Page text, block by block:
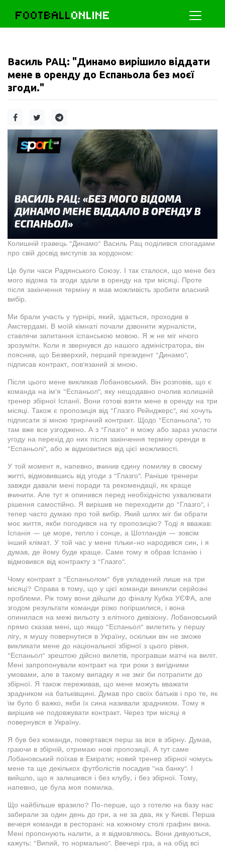
FOOTBALLONLINE
Василь РАЦ: "Динамо вирішило віддати
мене в оренду до Еспаньола без моєї
згоди."
Колишній гравець "Динамо" Василь Рац поділився спогадами
про свій досвід виступів за кордоном:
Це були часи Радянського Союзу. І так сталося, що мене без
мого відома та згоди здали в оренду на три місяці. Проте
після закінчення терміну я мав можливість зробити власний
вибір.
Ми брали участь у турнірі, який, здається, проходив в
Амстердамі. В моїй кімнаті почали дзвонити журналісти,
ставлячи запитання іспанською мовою. Я ж не міг нічого
зрозуміти. Коли я звернувся до нашого адміністратора, він
пояснив, що Безверхий, перший президент "Динамо",
підписав контракт, пов'язаний зі мною.
Після цього мене викликав Лобановський. Він розповів, що є
команда на ім'я "Еспаньол", яку нещодавно очолив колишній
тренер збірної Іспанії. Вони готові взяти мене в оренду на три
місяці. Також є пропозиція від "Глазго Рейнджерс", які хочуть
підписати зі мною трирічний контракт. Щодо "Еспаньола", то
там вже все узгоджено. А з "Глазго" я можу або зараз укласти
угоду на перехід до них після закінчення терміну оренди в
"Еспаньолі", або ж відмовитися від цієї можливості.
У той момент я, напевно, вчинив єдину помилку в своєму
житті, відмовившись від угоди з "Глазго". Раніше тренери
завжди давали мені поради та рекомендації, як краще
вчинити. Але тут я опинився перед необхідністю ухвалювати
рішення самостійно. Я вирішив не переходити до "Глазго", і
тепер часто думаю про той вибір. Який шлях міг би обрати
моє життя, якби погодився на ту пропозицію? Тоді я вважав:
Іспанія — це море, тепло і сонце, а Шотландія — зовсім
інший клімат. У той час у мене тільки-но народився син, і я
думав, де йому буде краще. Саме тому я обрав Іспанію і
відмовився від контракту з "Глазго".
Чому контракт з "Еспаньолом" був укладений лише на три
місяці? Справа в тому, що у цієї команди виникли серйозні
проблеми. Рік тому вони дійшли до фіналу Кубка УЄФА, але
згодом результати команди різко погіршилися, і вона
опинилася на межі вильоту з елітного дивізіону. Лобановський
прямо сказав мені, що якщо "Еспаньол" вилетить у першу
лігу, я мушу повернутися в Україну, оскільки він не зможе
викликати мене до національної збірної з цього рівня.
"Еспаньол" зрештою дійсно вилетів, програвши матчі на виліт.
Мені запропонували контракт на три роки з вигідними
умовами, але в такому випадку я не зміг би потрапити до
збірної. Я також переживав, що мене можуть вважати
зрадником на батьківщині. Думав про своїх батьків і про те, як
їм було б важко, якби їх сина називали зрадником. Тому я
вирішив не подовжувати контракт. Через три місяці я
повернувся в Україну.
Я був без команди, повертався перш за все в збірну. Думав,
граючи в збірній, отримаю нові пропозиції. А тут саме
Лобановський поїхав в Емірати; новий тренер збірної чомусь
мене та ще декількох футболістів посадив "на банку". І
вийшло, що я залишився і без клубу, і без збірної. Тому,
напевно, це була моя помилка.
Що найбільше вразило? По-перше, що з готелю на базу нас
забирали за один день до гри, а не за два, як у Києві. Перша
вечеря команди в ресторані: на кожному столі графин вина.
Мені пропонують налити, а я відмовляюсь. Вони дивуються,
кажуть: "Випий, то нормально". Ввечері гра, а на обід всі